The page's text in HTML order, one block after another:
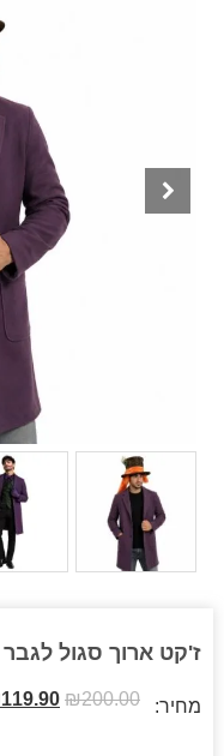
ז'קט ארוך סגול לגבר
מחיר: ₪200.00
119.90